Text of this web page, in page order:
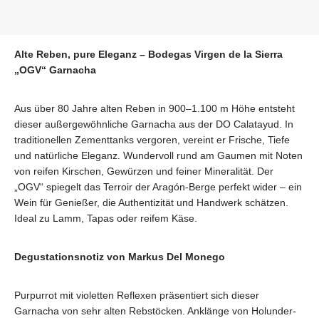
Alte Reben, pure Eleganz – Bodegas Virgen de la Sierra
„OGV“ Garnacha
Aus über 80 Jahre alten Reben in 900–1.100 m Höhe entsteht
dieser außergewöhnliche Garnacha aus der DO Calatayud. In
traditionellen Zementtanks vergoren, vereint er Frische, Tiefe
und natürliche Eleganz. Wundervoll rund am Gaumen mit Noten
von reifen Kirschen, Gewürzen und feiner Mineralität. Der
„OGV“ spiegelt das Terroir der Aragón-Berge perfekt wider – ein
Wein für Genießer, die Authentizität und Handwerk schätzen.
Ideal zu Lamm, Tapas oder reifem Käse.
Degustationsnotiz von Markus Del Monego
Purpurrot mit violetten Reflexen präsentiert sich dieser
Garnacha von sehr alten Rebstöcken. Anklänge von Holunder-